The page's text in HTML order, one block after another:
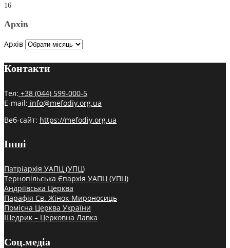
16
Архів
Архів
Контакти
Тел: +38 (044) 599-000-5
E-mail: info@mefodiy.org.ua
Веб-сайт: https://mefodiy.org.ua
Інші
Патріархія УАПЦ (УПЦ)
Тернопільська Єпархія УАПЦ (УПЦ)
Андріївська Церква
Парафія Св. Жінок-Мироносиць
Помісна Церква України
Щедрик – Церковна Лавка
Соц.медіа